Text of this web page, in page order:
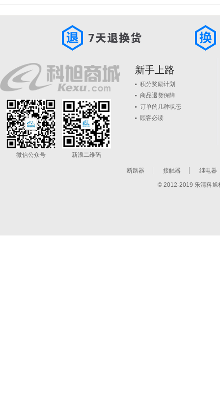
微信公众号 新浪二维码
新手上路
积分奖励计划
商品退货保障
订单的几种状态
顾客必读
断路器 接触器 继电器
© 2012-2019 乐清科旭